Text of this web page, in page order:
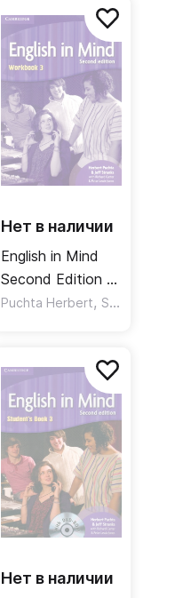
,Lewis-Jones Peter
Нет в наличии
English in Mind
Second Edition 3
Workbook
Puchta Herbert, Stranks Jeff
Нет в наличии